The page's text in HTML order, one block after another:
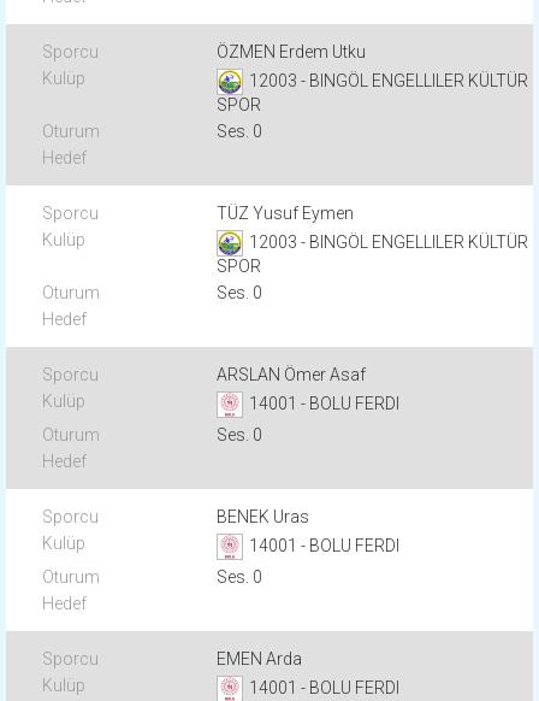
ÖZMEN Erdem Utku
12003 - BINGÖL ENGELLILER KÜLTÜR
SPOR
Ses. 0
TÜZ Yusuf Eymen
12003 - BINGÖL ENGELLILER KÜLTÜR
SPOR
Ses. 0
ARSLAN Ömer Asaf
14001 - BOLU FERDI
Ses. 0
BENEK Uras
14001 - BOLU FERDI
Ses. 0
EMEN Arda
14001 - BOLU FERDI